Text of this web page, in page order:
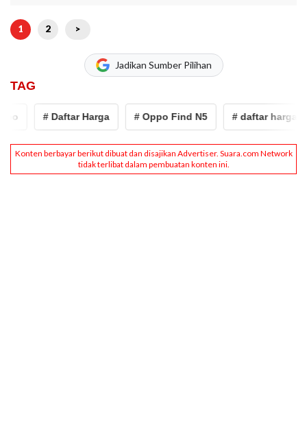
1 2 >
Jadikan Sumber Pilihan
TAG
# Daftar Harga # Oppo Find N5 # daftar harga hp